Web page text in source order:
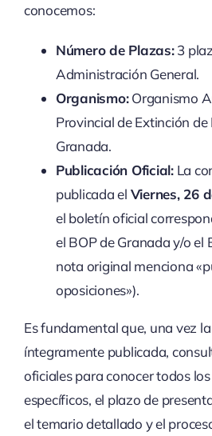
conocemos:
Número de Plazas:3
Administración General.
Organismo:Organismo
Provincial de Extinción de
Granada.
Publicación Oficial:La
publicada el Viernes, 26
el boletín oficial
el BOP de Granada y/o el
nota original menciona
oposiciones»).
Es fundamental que, una vez
íntegramente publicada,
oficiales para conocer todos
específicos, el plazo de
el temario detallado y el